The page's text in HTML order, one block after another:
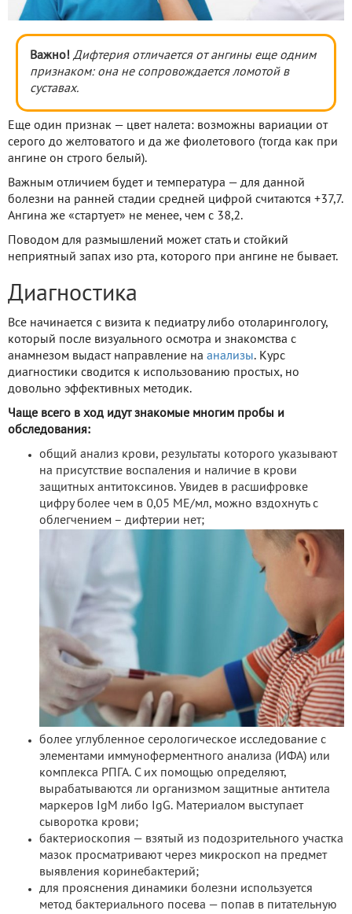
Важно! Дифтерия отличается от ангины еще одним
признаком: она не сопровождается ломотой в
суставах.
Еще один признак — цвет налета: возможны вариации от
серого до желтоватого и да же фиолетового (тогда как при
ангине он строго белый).
Важным отличием будет и температура — для данной
болезни на ранней стадии средней цифрой считаются +37,7.
Ангина же «стартует» не менее, чем с 38,2.
Поводом для размышлений может стать и стойкий
неприятный запах изо рта, которого при ангине не бывает.
Диагностика
Все начинается с визита к педиатру либо отоларингологу,
который после визуального осмотра и знакомства с
анамнезом выдаст направление на анализы. Курс
диагностики сводится к использованию простых, но
довольно эффективных методик.
Чаще всего в ход идут знакомые многим пробы и
обследования:
общий анализ крови, результаты которого указывают
на присутствие воспаления и наличие в крови
защитных антитоксинов. Увидев в расшифровке
цифру более чем в 0,05 МЕ/мл, можно вздохнуть с
облегчением – дифтерии нет;
более углубленное серологическое исследование с
элементами иммуноферментного анализа (ИФА) или
комплекса РПГА. С их помощью определяют,
вырабатываются ли организмом защитные антитела
маркеров IgM либо IgG. Материалом выступает
сыворотка крови;
бактериоскопия — взятый из подозрительного участка
мазок просматривают через микроскоп на предмет
выявления коринебактерий;
для прояснения динамики болезни используется
метод бактериального посева — попав в питательную